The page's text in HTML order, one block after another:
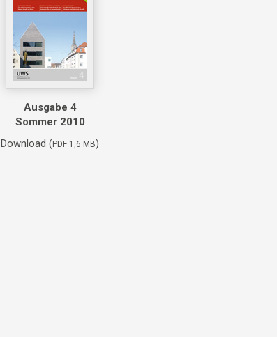
Ausgabe 4
Sommer 2010
Download (PDF 1,6 MB)